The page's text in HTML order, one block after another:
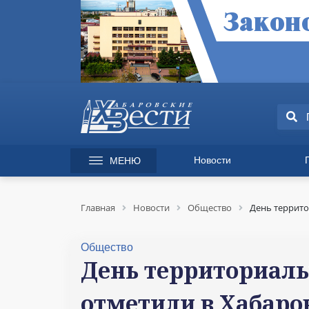
МЕНЮ Новости
Происшествия
Политика
Главная Новости Общество День
Общество
День